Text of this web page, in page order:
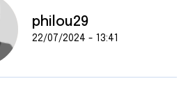
philou29
22/07/2024 - 13:41